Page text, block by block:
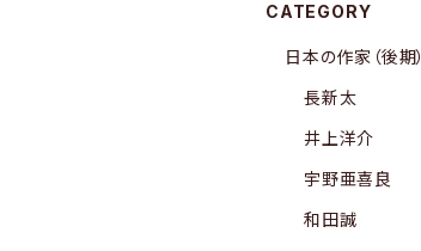
CATEGORY
日本の作家（後期）
長新太
井上洋介
宇野亜喜良
和田誠